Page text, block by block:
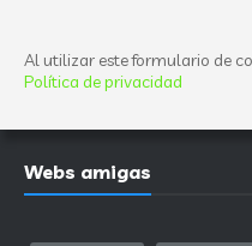
Al utilizar este formulario de
Política de privacidad
Webs amigas